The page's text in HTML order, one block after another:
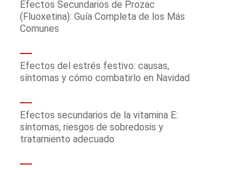
Efectos Secundarios de Prozac
(Fluoxetina): Guía Completa de los Más
Comunes
Efectos del estrés festivo: causas,
síntomas y cómo combatirlo en Navidad
Efectos secundarios de la vitamina E:
síntomas, riesgos de sobredosis y
tratamiento adecuado